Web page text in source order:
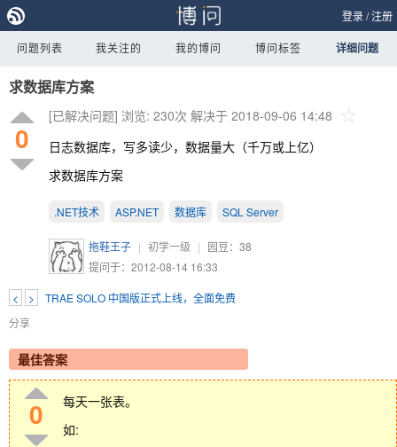
登录/注册
问题列表 我关注的 我的博问 博问标签 详细问题
求数据库方案
0
[已解决问题] 浏览: 230次 解决于 2018-09-06 14:48
日志数据库，写多读少，数据量大（千万或上亿）
求数据库方案
.NET技术 ASP.NET 数据库 SQL Server
拖鞋王子 | 初学一级 | 园豆： 38
提问于：2012-08-14 16:33
< >
TRAE SOLO 中国版正式上线，全面免费
分享
最佳答案
0
每天一张表。
如: